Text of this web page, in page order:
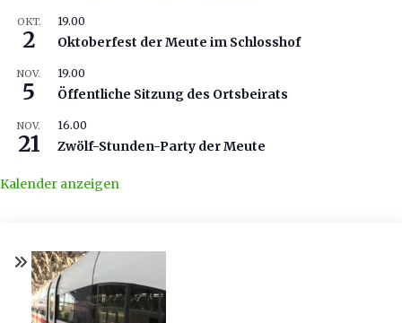
OKT.
2
19.00
Oktoberfest der Meute im Schlosshof
NOV.
5
19.00
Öffentliche Sitzung des Ortsbeirats
NOV.
21
16.00
Zwölf-Stunden-Party der Meute
Kalender anzeigen